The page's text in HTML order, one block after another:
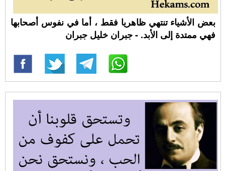
بعض الأشياء تنتهي ظاهريا فقط ، أما في نفوس أصحابها
فهي ممتدة إلى الأبد. - جبران خليل جبران